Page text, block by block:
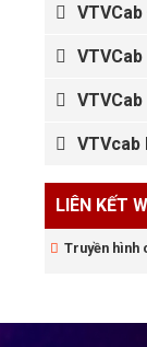
VTVCab
VTVCab
VTVcab
LIÊN KẾT
Truyền hình